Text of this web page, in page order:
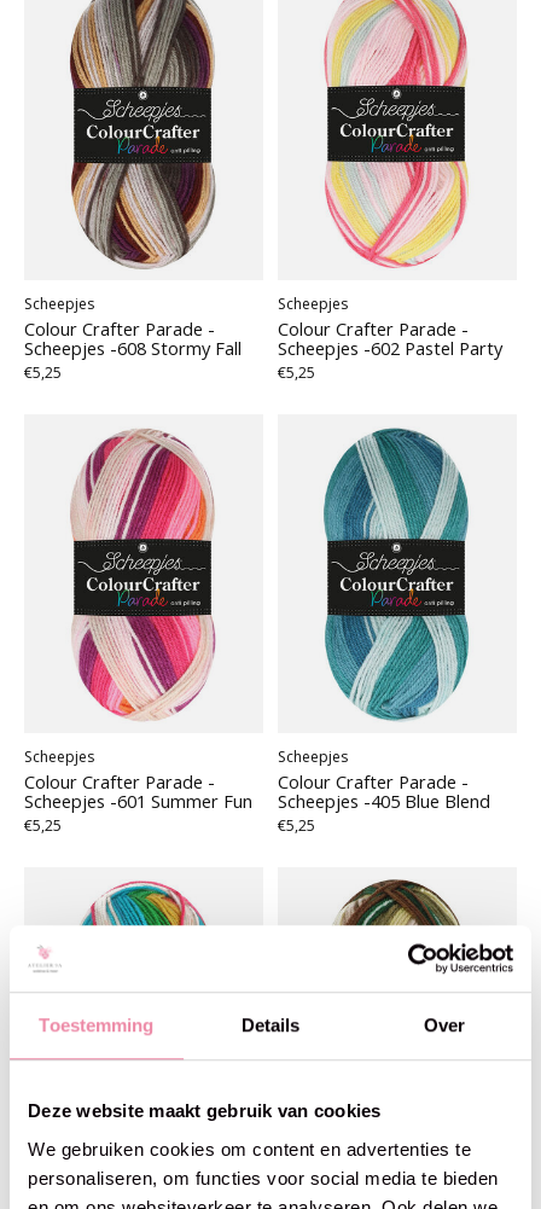
Toestemming Details Over
Deze website maakt gebruik van cookies
We gebruiken cookies om content en advertenties te
personaliseren, om functies voor social media te bieden
Scheepjes
Colour Crafter Parade -
Scheepjes -608 Stormy Fall
€5,25
Scheepjes
Colour Crafter Parade -
Scheepjes -602 Pastel Party
€5,25
Scheepjes
Colour Crafter Parade -
Scheepjes -601 Summer Fun
€5,25
Scheepjes
Colour Crafter Parade -
Scheepjes -405 Blue Blend
€5,25